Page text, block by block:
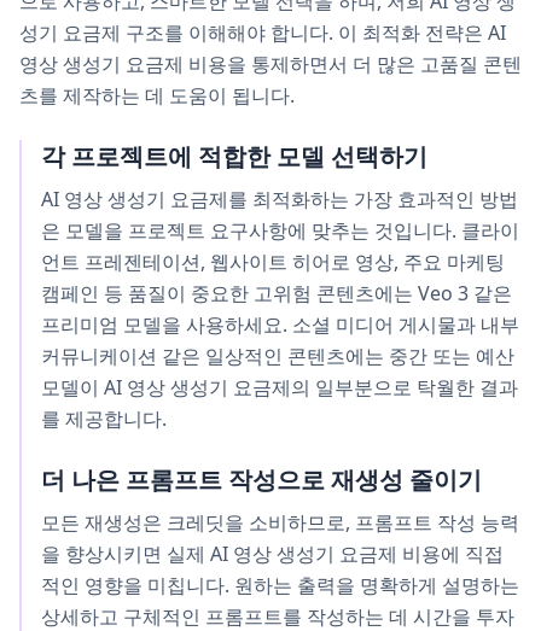
성기 요금제 구조를 이해해야 합니다. 이 최적화 전략은 AI
영상 생성기 요금제 비용을 통제하면서 더 많은 고품질 콘텐
츠를 제작하는 데 도움이 됩니다.
각 프로젝트에 적합한 모델 선택하기
AI 영상 생성기 요금제를 최적화하는 가장 효과적인 방법
은 모델을 프로젝트 요구사항에 맞추는 것입니다. 클라이
언트 프레젠테이션, 웹사이트 히어로 영상, 주요 마케팅
캠페인 등 품질이 중요한 고위험 콘텐츠에는 Veo 3 같은
프리미엄 모델을 사용하세요. 소셜 미디어 게시물과 내부
커뮤니케이션 같은 일상적인 콘텐츠에는 중간 또는 예산
모델이 AI 영상 생성기 요금제의 일부분으로 탁월한 결과
를 제공합니다.
더 나은 프롬프트 작성으로 재생성 줄이기
모든 재생성은 크레딧을 소비하므로, 프롬프트 작성 능력
을 향상시키면 실제 AI 영상 생성기 요금제 비용에 직접
적인 영향을 미칩니다. 원하는 출력을 명확하게 설명하는
상세하고 구체적인 프롬프트를 작성하는 데 시간을 투자